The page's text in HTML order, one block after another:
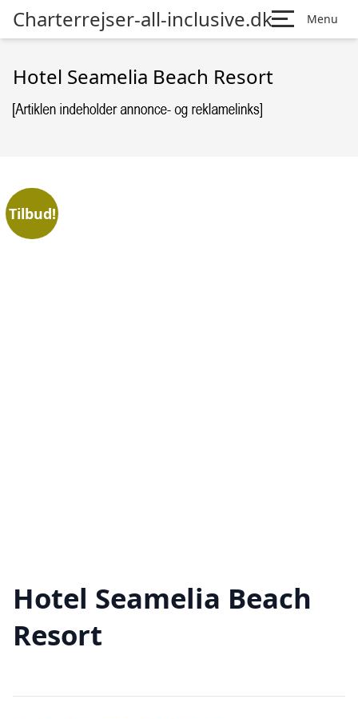
Charterrejser-all-inclusive.dk Menu
Hotel Seamelia Beach Resort
Tilbud!
Hotel Seamelia Beach
Resort